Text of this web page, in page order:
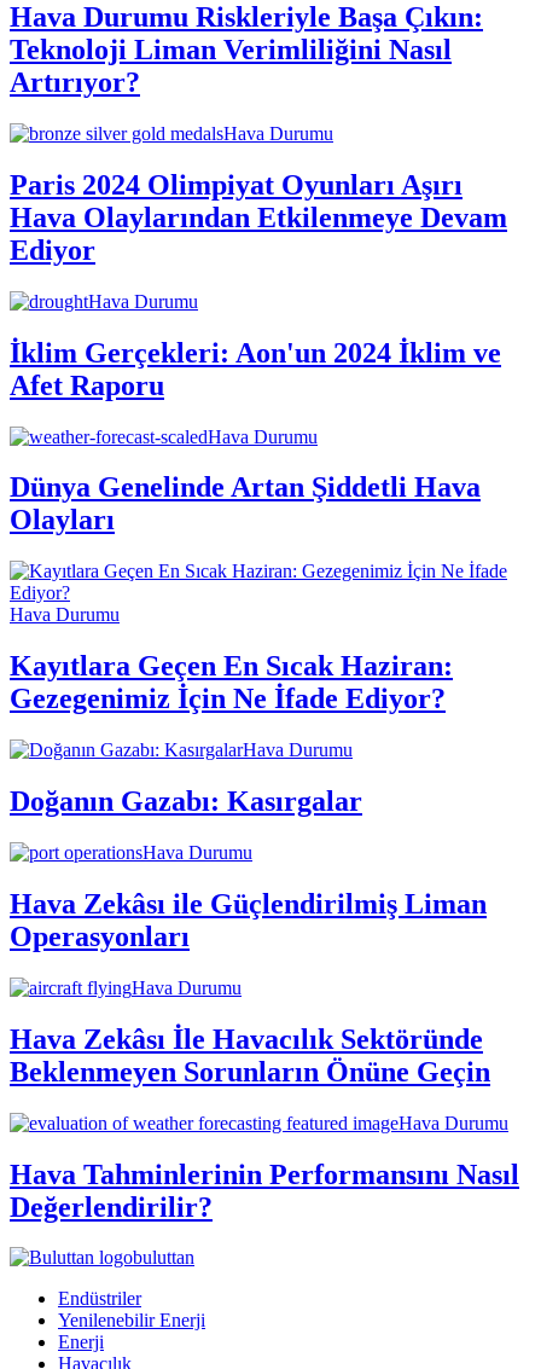
Hava Durumu Riskleriyle Başa Çıkın:
Teknoloji Liman Verimliliğini Nasıl
Artırıyor?
Hava Durumu
Paris 2024 Olimpiyat Oyunları Aşırı
Hava Olaylarından Etkilenmeye Devam
Ediyor
Hava Durumu
İklim Gerçekleri: Aon'un 2024 İklim ve
Afet Raporu
Hava Durumu
Dünya Genelinde Artan Şiddetli Hava
Olayları
Hava Durumu
Kayıtlara Geçen En Sıcak Haziran:
Gezegenimiz İçin Ne İfade Ediyor?
Hava Durumu
Doğanın Gazabı: Kasırgalar
Hava Durumu
Hava Zekâsı ile Güçlendirilmiş Liman
Operasyonları
Hava Durumu
Hava Zekâsı İle Havacılık Sektöründe
Beklenmeyen Sorunların Önüne Geçin
Hava Durumu
Hava Tahminlerinin Performansını Nasıl
Değerlendirilir?
buluttan
Endüstriler
Yenilenebilir Enerji
Enerji
Havacılık